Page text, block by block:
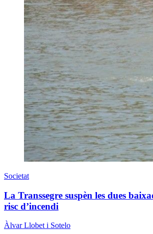
Societat
La Transsegre suspèn les dues
risc d’incendi
Àlvar Llobet i Sotelo